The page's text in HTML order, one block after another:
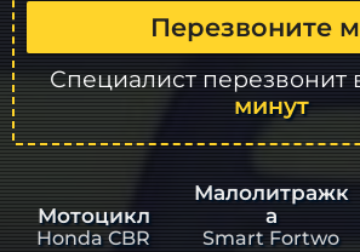
Перезвоните
Специалист перезвонит
минут
Мотоцикл
Honda CBR
Малолитражк
а
Smart Fortwo